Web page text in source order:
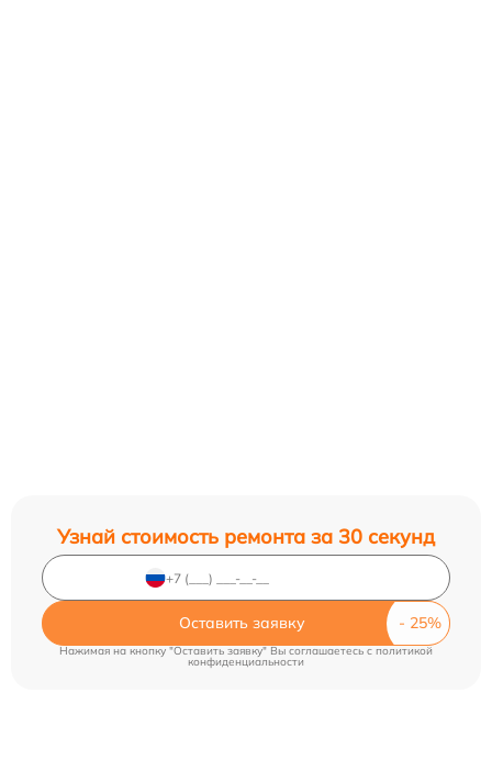
Узнай стоимость ремонта за 30 секунд
Оставить заявку
Нажимая на кнопку "Оставить заявку" Вы соглашаетесь c политикой
конфиденциальности